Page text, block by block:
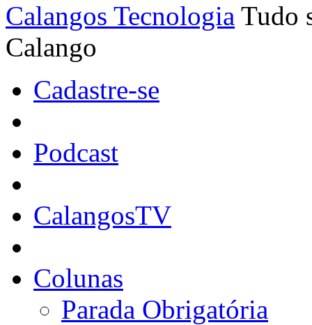
Calangos Tecnologia Tudo
Calango
Cadastre-se
Podcast
CalangosTV
Colunas
Parada Obrigatória